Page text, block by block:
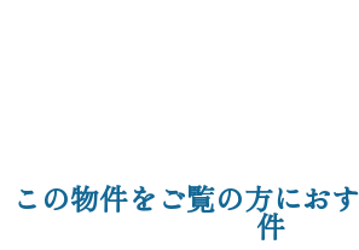
この物件をご覧の方にお
件